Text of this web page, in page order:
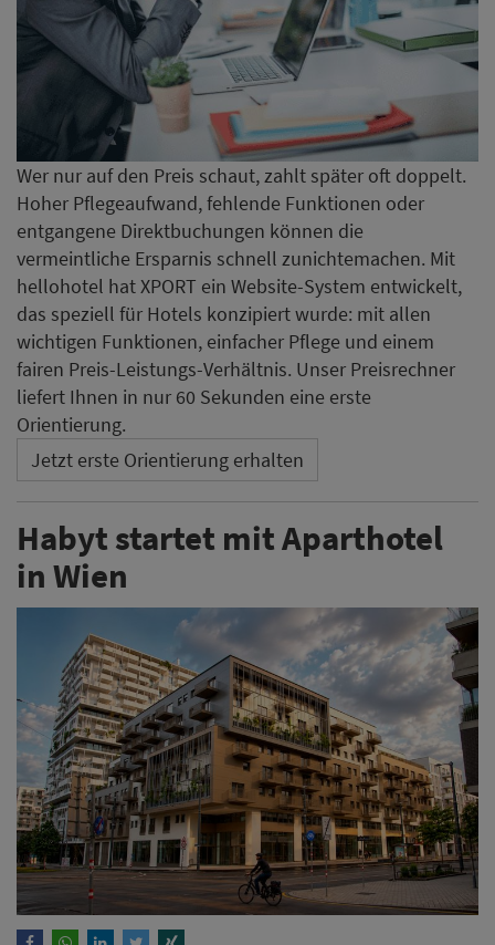
Wer nur auf den Preis schaut, zahlt später oft doppelt.
Hoher Pflegeaufwand, fehlende Funktionen oder
entgangene Direktbuchungen können die
vermeintliche Ersparnis schnell zunichtemachen. Mit
hellohotel hat XPORT ein Website-System entwickelt,
das speziell für Hotels konzipiert wurde: mit allen
wichtigen Funktionen, einfacher Pflege und einem
fairen Preis-Leistungs-Verhältnis. Unser Preisrechner
liefert Ihnen in nur 60 Sekunden eine erste
Orientierung.
Jetzt erste Orientierung erhalten
Habyt startet mit Aparthotel
in Wien